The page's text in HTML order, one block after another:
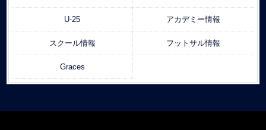
U-25 アカデミー情報
スクール情報 フットサル情報
Graces